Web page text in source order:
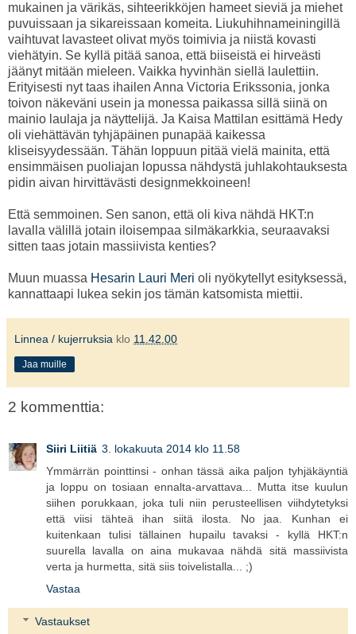
mukainen ja värikäs, sihteerikköjen hameet sieviä ja miehet
puvuissaan ja sikareissaan komeita. Liukuhihnameiningillä
vaihtuvat lavasteet olivat myös toimivia ja niistä kovasti
viehätyin. Se kyllä pitää sanoa, että biiseistä ei hirveästi
jäänyt mitään mieleen. Vaikka hyvinhän siellä laulettiin.
Erityisesti nyt taas ihailen Anna Victoria Erikssonia, jonka
toivon näkeväni usein ja monessa paikassa sillä siinä on
mainio laulaja ja näyttelijä. Ja Kaisa Mattilan esittämä Hedy
oli viehättävän tyhjäpäinen punapää kaikessa
kliseisyydessään. Tähän loppuun pitää vielä mainita, että
ensimmäisen puoliajan lopussa nähdystä juhlakohtauksesta
pidin aivan hirvittävästi designmekkoineen!
Että semmoinen. Sen sanon, että oli kiva nähdä HKT:n
lavalla välillä jotain iloisempaa silmäkarkkia, seuraavaksi
sitten taas jotain massiivista kenties?
Muun muassa Hesarin Lauri Meri oli nyökytellyt esityksessä,
kannattaapi lukea sekin jos tämän katsomista miettii.
Linnea / kujerruksia klo 11.42.00
Jaa muille
2 kommenttia:
Siiri Liitiä 3. lokakuuta 2014 klo 11.58
Ymmärrän pointtinsi - onhan tässä aika paljon tyhjäkäyntiä
ja loppu on tosiaan ennalta-arvattava... Mutta itse kuulun
siihen porukkaan, joka tuli niin perusteellisen viihdytetyksi
että viisi tähteä ihan siitä ilosta. No jaa. Kunhan ei
kuitenkaan tulisi tällainen hupailu tavaksi - kyllä HKT:n
suurella lavalla on aina mukavaa nähdä sitä massiivista
verta ja hurmetta, sitä siis toivelistalla... ;)
Vastaa
Vastaukset